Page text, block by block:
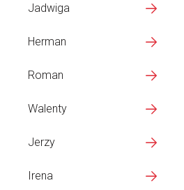
Jadwiga
Herman
Roman
Walenty
Jerzy
Irena